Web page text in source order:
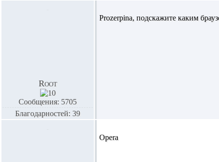
Root
Сообщения: 5705
Благодарностей: 39
Prozerpina, подскажите каким
Opera